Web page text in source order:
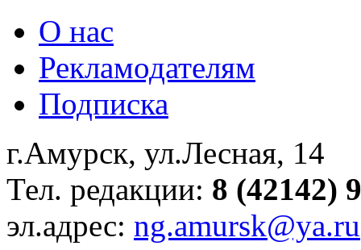
О нас
Рекламодателям
Подписка
г.Амурск, ул.Лесная, 14
Тел. редакции: 8 (42142)
эл.адрес: ng.amursk@ya.ru